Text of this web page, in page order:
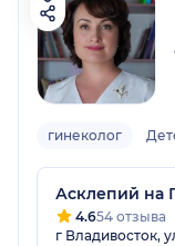
гинеколог
Асклепий на
4.654 отзыва
г Владивосток,